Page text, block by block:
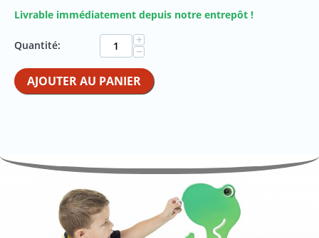
Livrable immédiatement depuis notre entrepôt !
Quantité: +
−
AJOUTER AU PANIER